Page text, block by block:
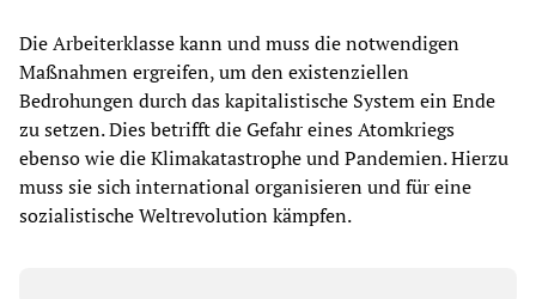
Die Arbeiterklasse kann und muss die notwendigen
Maßnahmen ergreifen, um den existenziellen
Bedrohungen durch das kapitalistische System ein Ende
zu setzen. Dies betrifft die Gefahr eines Atomkriegs
ebenso wie die Klimakatastrophe und Pandemien. Hierzu
muss sie sich international organisieren und für eine
sozialistische Weltrevolution kämpfen.